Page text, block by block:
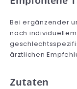
Bei ergänzender
nach
ärztlichen
Zutaten